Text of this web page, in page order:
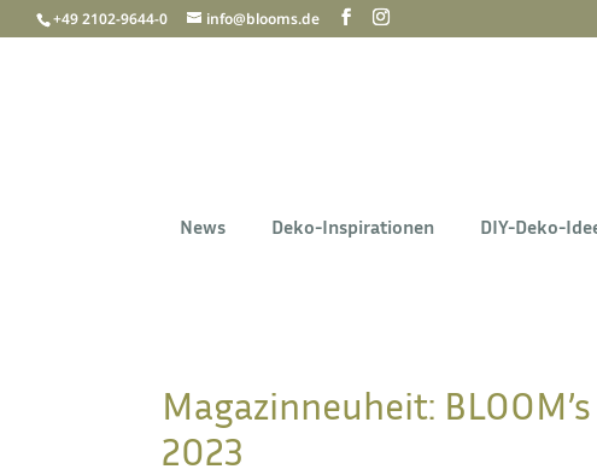
+49 2102-9644-0 info@blooms.de
News Deko-Inspirationen DIY-Deko-
Magazinneuheit:
2023